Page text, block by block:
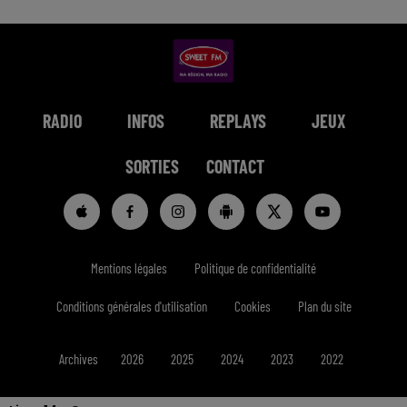
RADIO INFOS REPLAYS JEUX
SORTIES CONTACT
Mentions légales Politique de confidentialité
Conditions générales d'utilisation Cookies Plan du site
Archives 2026 2025 2024 2023 2022